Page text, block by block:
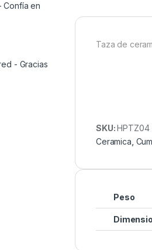
Taza de
SKU:HPTZ04
Ceramica
Peso
Confía en
- Gracias